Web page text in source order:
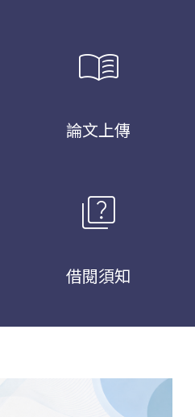
menu_book
論文上傳
quiz
借閱須知